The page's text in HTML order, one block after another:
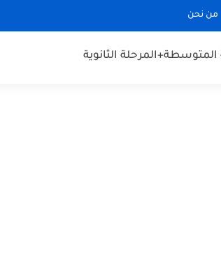
من نحن
المتوسطة+المرحلة الثانوية